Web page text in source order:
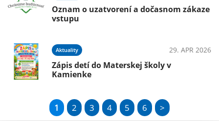
Oznam o uzatvorení a dočasnom zákaze
vstupu
Aktuality 29. APR 2026
Zápis detí do Materskej školy v
Kamienke
1 2 3 4 5 6 >